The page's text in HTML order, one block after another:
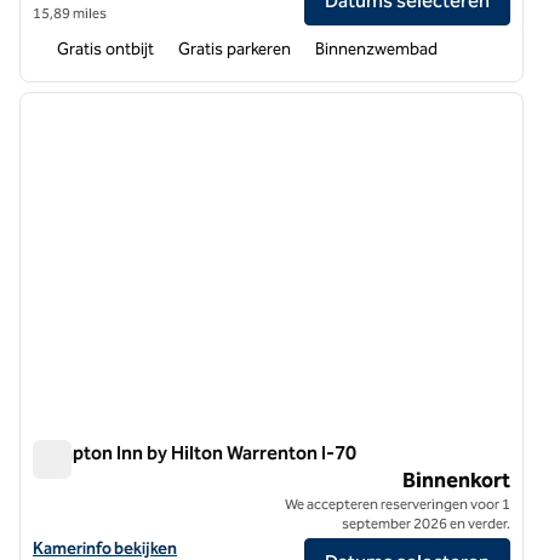
15,89 miles
Gratis ontbijt Gratis parkeren Binnenzwembad
1 van 7
Hampton Inn by Hilton Warrenton I-70
Bekijk hoteldetails voor Hampton Inn by Hilton Warrenton I-70
Kamerinfo bekijken
Binnenkort
We accepteren reserveringen voor 1
september 2026 en verder.